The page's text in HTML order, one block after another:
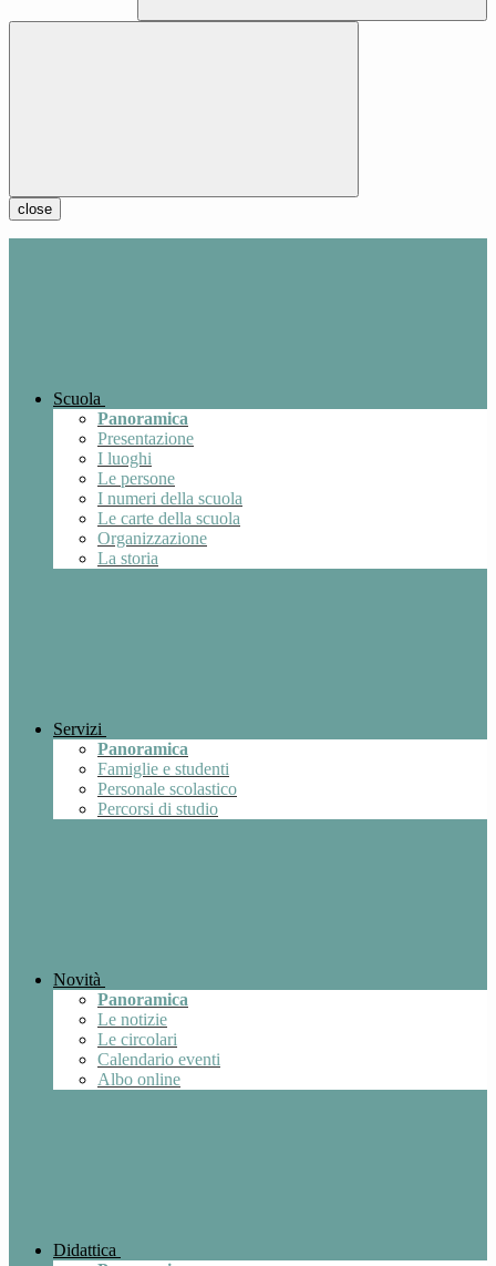
close
Scuola
Panoramica
Presentazione
I luoghi
Le persone
I numeri della scuola
Le carte della scuola
Organizzazione
La storia
Servizi
Panoramica
Famiglie e studenti
Personale scolastico
Percorsi di studio
Novità
Panoramica
Le notizie
Le circolari
Calendario eventi
Albo online
Didattica